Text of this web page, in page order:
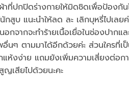
ที่ปกปิดร่างกายให้มิดชิดเพื่อป้องกั
สูบ แนะนำให้ลด ละ เลิกบุหรี่ไปเลย
กจากจะทำร้ายเนื้อเยื่อในช่องปากแ
นๆ ตามมาได้อีกด้วยค่ะ ส่วนใครที่เ
ห้งง่าย แถมยังเพิ่มความเสี่ยงต่อก
เสียไปด้วยนะคะ